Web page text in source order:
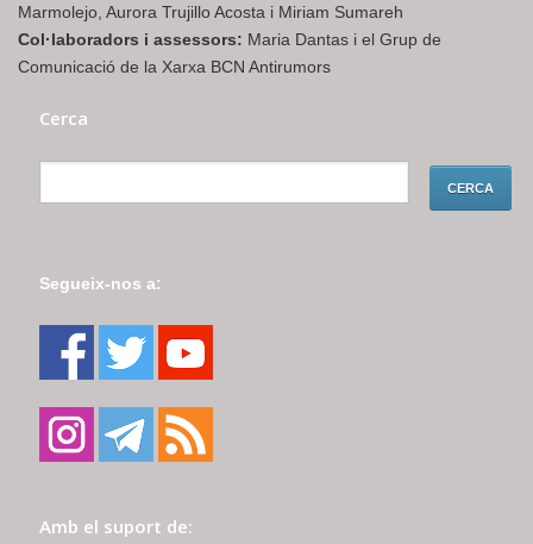
Marmolejo, Aurora Trujillo Acosta i Miriam Sumareh
Col·laboradors i assessors: Maria Dantas i el Grup de
Comunicació de la Xarxa BCN Antirumors
Cerca
Segueix-nos a:
Amb el suport de: